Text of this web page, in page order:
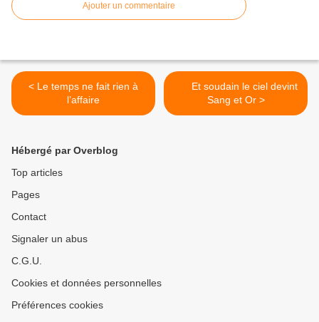
Ajouter un commentaire
< Le temps ne fait rien à
l’affaire
Et soudain le ciel devint
Sang et Or >
Hébergé par Overblog
Top articles
Pages
Contact
Signaler un abus
C.G.U.
Cookies et données personnelles
Préférences cookies